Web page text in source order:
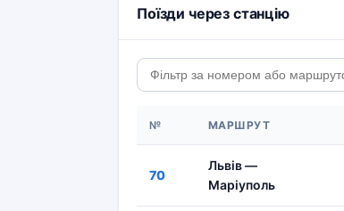
Поїзди через станцію
№ МАРШРУТ
70
Львів —
Маріуполь